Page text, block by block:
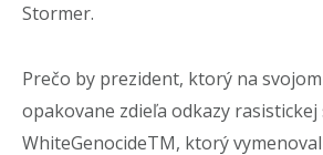
Stormer.
Prečo by prezident, ktorý na
opakovane zdieľa odkazy
WhiteGenocideTM, ktorý